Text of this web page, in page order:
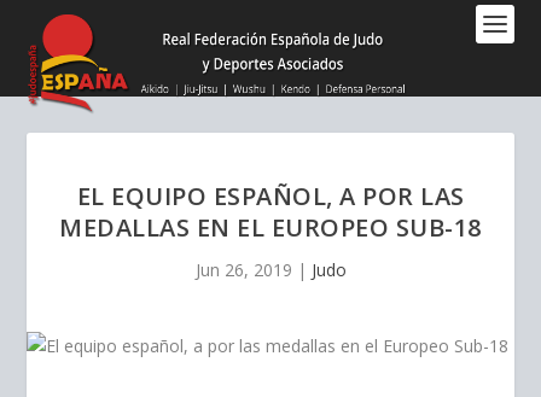
este
sitio
web
accesibilidad.
EL EQUIPO ESPAÑOL, A POR LAS
MEDALLAS EN EL EUROPEO SUB-18
Jun 26, 2019 | Judo